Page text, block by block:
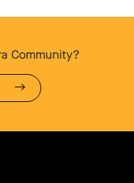
Community?